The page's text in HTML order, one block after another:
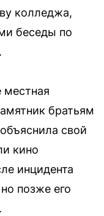
колледжа,
беседы по
местная
братьям
свой
кино
инцидента
позже его